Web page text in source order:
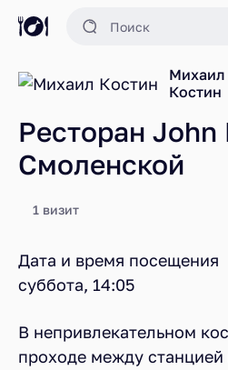
Михаил
Костин
Ресторан John
Смоленской
1 визит
Дата и время
суббота, 14:05
В непривлекательном
проходе между станцией